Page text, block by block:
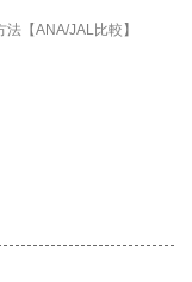
【ANA/JAL比較】